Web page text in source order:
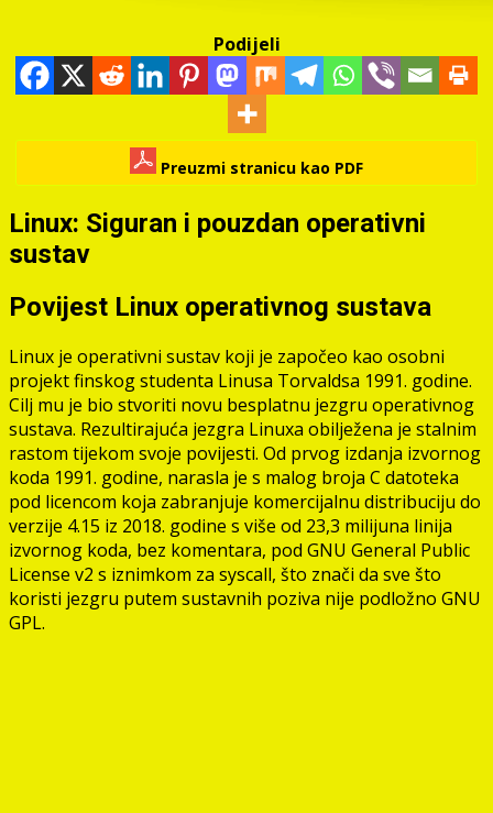
Podijeli
Preuzmi stranicu kao PDF
Linux: Siguran i pouzdan operativni
sustav
Povijest Linux operativnog sustava
Linux je operativni sustav koji je započeo kao osobni
projekt finskog studenta Linusa Torvaldsa 1991. godine.
Cilj mu je bio stvoriti novu besplatnu jezgru operativnog
sustava. Rezultirajuća jezgra Linuxa obilježena je stalnim
rastom tijekom svoje povijesti. Od prvog izdanja izvornog
koda 1991. godine, narasla je s malog broja C datoteka
pod licencom koja zabranjuje komercijalnu distribuciju do
verzije 4.15 iz 2018. godine s više od 23,3 milijuna linija
izvornog koda, bez komentara, pod GNU General Public
License v2 s iznimkom za syscall, što znači da sve što
koristi jezgru putem sustavnih poziva nije podložno GNU
GPL.